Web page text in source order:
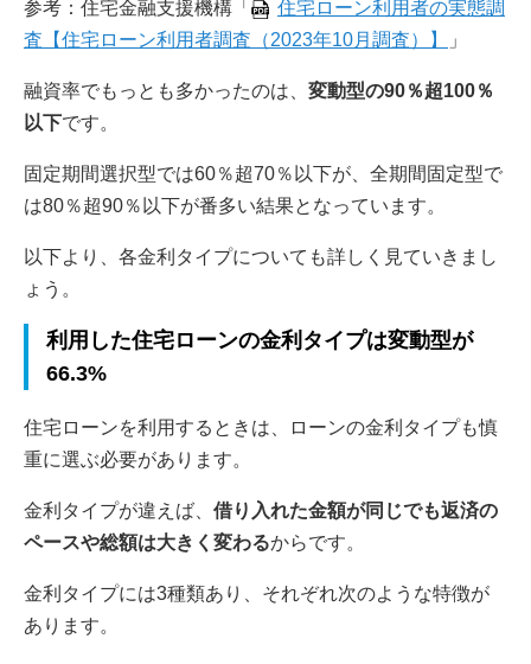
参考：住宅金融支援機構「
住宅ローン利用者の実態調
査【住宅ローン利用者調査（2023年10月調査）】
」
融資率でもっとも多かったのは、 変動型の90％超100％
以下です。
固定期間選択型では60％超70％以下が、全期間固定型で
は80％超90％以下が番多い結果となっています。
以下より、各金利タイプについても詳しく見ていきまし
ょう。
利用した住宅ローンの金利タイプは変動型が
66.3%
住宅ローンを利用するときは、ローンの金利タイプも慎
重に選ぶ必要があります。
金利タイプが違えば、 借り入れた金額が同じでも返済の
ペースや総額は大きく変わるからです。
金利タイプには3種類あり、それぞれ次のような特徴が
あります。